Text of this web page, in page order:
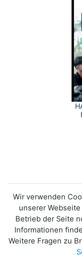
Wir verwenden
unserer
Betrieb der Seite
Informationen
Weitere Fragen zu